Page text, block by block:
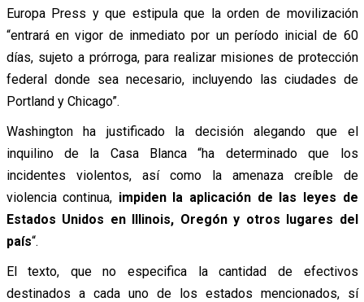
Europa Press y que estipula que la orden de movilización
“entrará en vigor de inmediato por un período inicial de 60
días, sujeto a prórroga, para realizar misiones de protección
federal donde sea necesario, incluyendo las ciudades de
Portland y Chicago”.
Washington ha justificado la decisión alegando que el
inquilino de la Casa Blanca “ha determinado que los
incidentes violentos, así como la amenaza creíble de
violencia continua, impiden la aplicación de las leyes de
Estados Unidos en Illinois, Oregón y otros lugares del
país“.
El texto, que no especifica la cantidad de efectivos
destinados a cada uno de los estados mencionados, sí